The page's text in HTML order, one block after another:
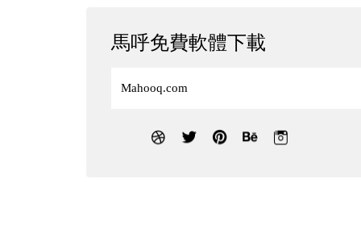
馬呼免費軟體下載
Mahooq.com